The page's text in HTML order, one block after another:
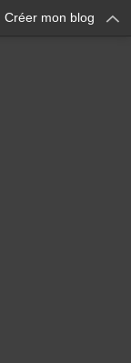
Créer mon blog